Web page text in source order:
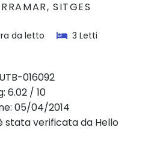
SITGES
da letto
3 Letti
016092
6.02 / 10
05/04/2014
stata verificata da Hello